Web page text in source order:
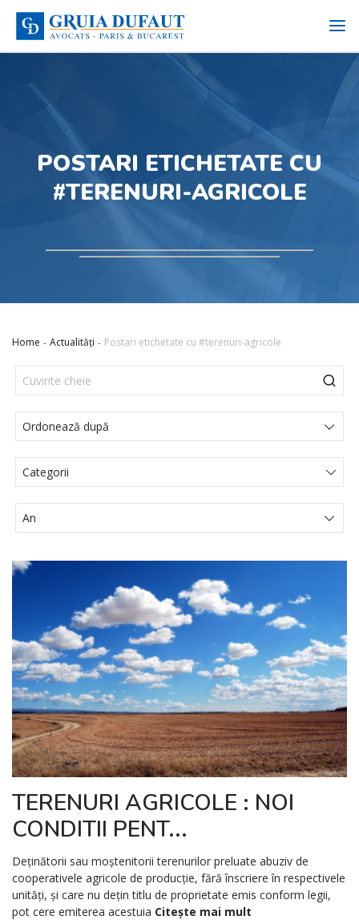
POSTARI ETICHETATE CU
#TERENURI-AGRICOLE
Home Actualități Postari etichetate cu #terenuri-agricole
Categorii
Actualités Juridiques
Articole
Comunicat de presă
Media
Noutati legislative
TERENURI AGRICOLE : NOI
CONDITII PENT...
Deținătorii sau moștenitorii terenurilor preluate abuziv de
cooperativele agricole de producție, fără înscriere în respectivele
unități, și care nu dețin titlu de proprietate emis conform legii,
pot cere emiterea acestuia Citește mai mult